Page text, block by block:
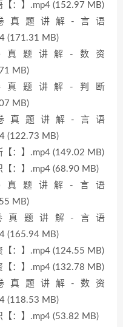
：】.mp4 (152.97 MB)
题讲解-言语
(171.31 MB)
题讲解-数资
MB)
题讲解-判断
MB)
题讲解-言语
(122.73 MB)
：】.mp4 (149.02 MB)
：】.mp4 (68.90 MB)
题讲解-言语
MB)
题讲解-言语
(165.94 MB)
：】.mp4 (124.55 MB)
：】.mp4 (132.78 MB)
题讲解-数资
(118.53 MB)
：】.mp4 (53.82 MB)